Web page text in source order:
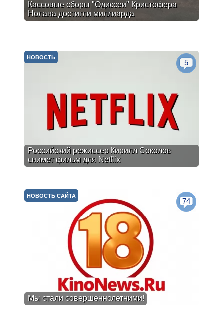
Кассовые сборы "Одиссеи" Кристофера
Нолана достигли миллиарда
Российский режиссер Кирилл Соколов
снимет фильм для Netflix
НОВОСТЬ
5
Мы стали совершеннолетними!
НОВОСТЬ САЙТА
74